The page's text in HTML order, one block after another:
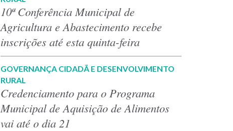
10ª Conferência Municipal de
Agricultura e Abastecimento recebe
inscrições até esta quinta-feira
GOVERNANÇA CIDADÃ E DESENVOLVIMENTO
RURAL
Credenciamento para o Programa
Municipal de Aquisição de Alimentos
vai até o dia 21